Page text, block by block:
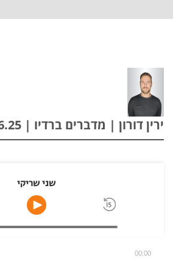
ירין דורון | מדברים ברדיו | 09.06.25
שני שריקי
00:00